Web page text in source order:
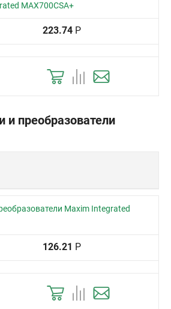
MAX700CSA+
223.74 Р
и преобразователи
Maxim Integrated
126.21 Р